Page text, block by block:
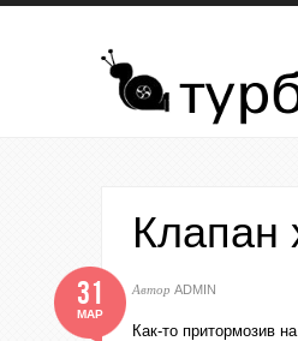
Перейти к основному содержанию
Клапан
Автор ADMIN
31
МАР
Как-то притормозив